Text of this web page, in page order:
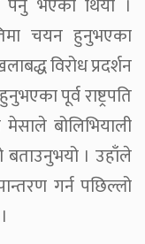
पर्नु भएको थियो ।
चयन हुनुभएका
विरोध प्रदर्शन
पूर्व राष्ट्रपति
बोलिभियाली
बताउनुभयो । उहाँले
गर्न पछिल्लो